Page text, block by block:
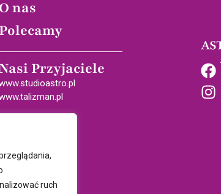
ruch
O nas
Polecamy
Nasi Przyjaciele